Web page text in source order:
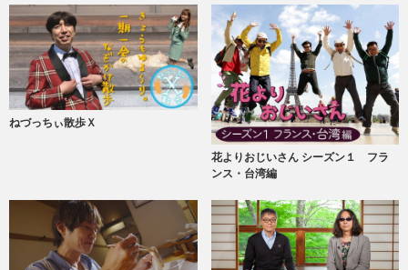
ねづっちぃ散歩Ｘ
花よりおじいさん シーズン１ フラ
ンス・台湾編